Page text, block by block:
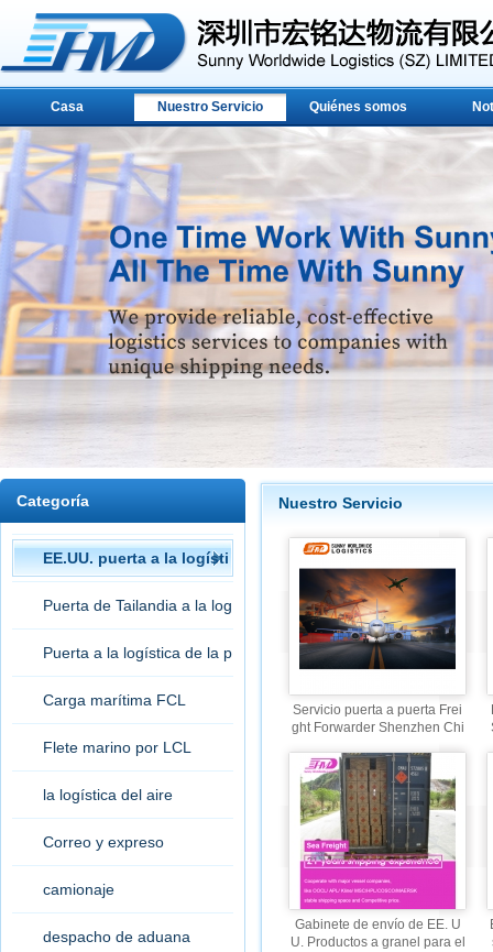
Casa Nuestro Servicio Quiénes somos
Categoría
EE.UU. puerta a la logísti
ca de la puerta
Puerta de Tailandia a la log
ística de la puerta
Puerta a la logística de la p
uertaCarga marítima FCL
Flete marino por LCL
la logística del aire
Correo y expreso
camionaje
despacho de aduana
Nuestro Servicio
Servicio puerta a puerta Frei
ght Forwarder Shenzhen Chi
ustralia
Gabinete de envío de EE. U
U. Productos a granel para el